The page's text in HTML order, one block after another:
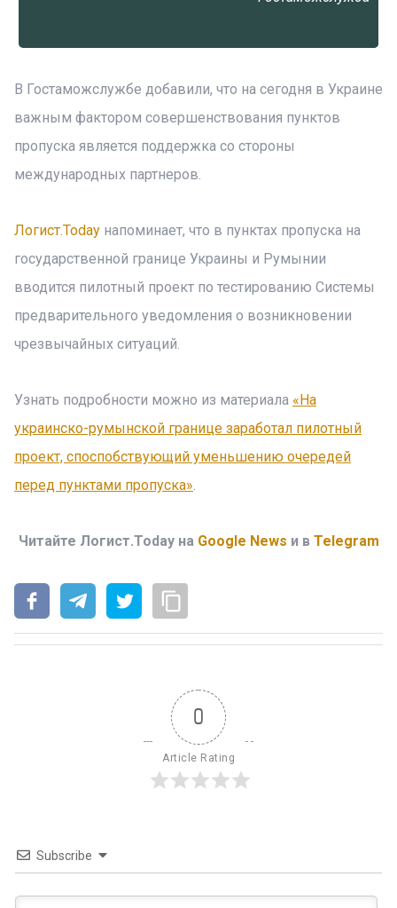
В Гостаможслужбе добавили, что на сегодня в Украине
важным фактором совершенствования пунктов
пропуска является поддержка со стороны
международных партнеров.
Логист.Today напоминает, что в пунктах пропуска на
государственной границе Украины и Румынии
вводится пилотный проект по тестированию Системы
предварительного уведомления о возникновении
чрезвычайных ситуаций.
Узнать подробности можно из материала «На
украинско-румынской границе заработал пилотный
проект, споспобствующий уменьшению очередей
перед пунктами пропуска».
Читайте Логист.Today на Google News и в Telegram
0
Article Rating
Subscribe